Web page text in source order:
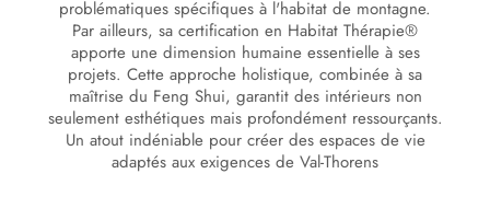
problématiques spécifiques à l'habitat de montagne.
Par ailleurs, sa certification en Habitat Thérapie®
apporte une dimension humaine essentielle à ses
projets. Cette approche holistique, combinée à sa
maîtrise du Feng Shui, garantit des intérieurs non
seulement esthétiques mais profondément ressourçants.
Un atout indéniable pour créer des espaces de vie
adaptés aux exigences de Val-Thorens